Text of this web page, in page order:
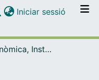
per tot el DD
Iniciar sessió (current)
Història Econòmica, Institucions, Política i Economia Mundial